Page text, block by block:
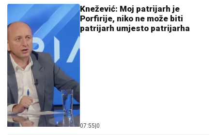
Knežević: Moj patrijarh je
Porfirije, niko ne može biti
patrijarh umjesto patrijarha
07:55 0